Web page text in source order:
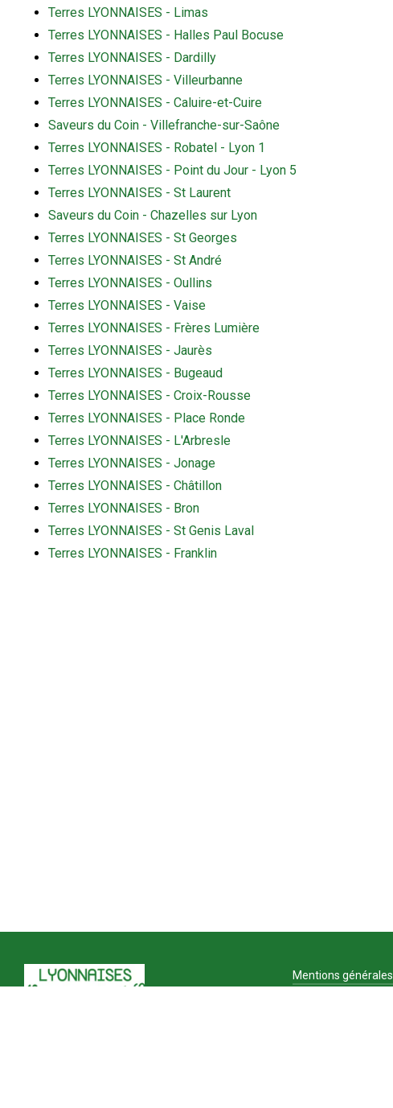
Terres LYONNAISES - Limas
Terres LYONNAISES - Halles Paul Bocuse
Terres LYONNAISES - Dardilly
Terres LYONNAISES - Villeurbanne
Terres LYONNAISES - Caluire-et-Cuire
Saveurs du Coin - Villefranche-sur-Saône
Terres LYONNAISES - Robatel - Lyon 1
Terres LYONNAISES - Point du Jour - Lyon 5
Terres LYONNAISES - St Laurent
Saveurs du Coin - Chazelles sur Lyon
Terres LYONNAISES - St Georges
Terres LYONNAISES - St André
Terres LYONNAISES - Oullins
Terres LYONNAISES - Vaise
Terres LYONNAISES - Frères Lumière
Terres LYONNAISES - Jaurès
Terres LYONNAISES - Bugeaud
Terres LYONNAISES - Croix-Rousse
Terres LYONNAISES - Place Ronde
Terres LYONNAISES - L'Arbresle
Terres LYONNAISES - Jonage
Terres LYONNAISES - Châtillon
Terres LYONNAISES - Bron
Terres LYONNAISES - St Genis Laval
Terres LYONNAISES - Franklin
Mentions générales